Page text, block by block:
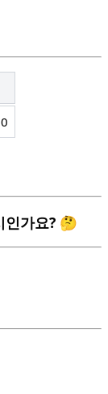
인가요? 🤔